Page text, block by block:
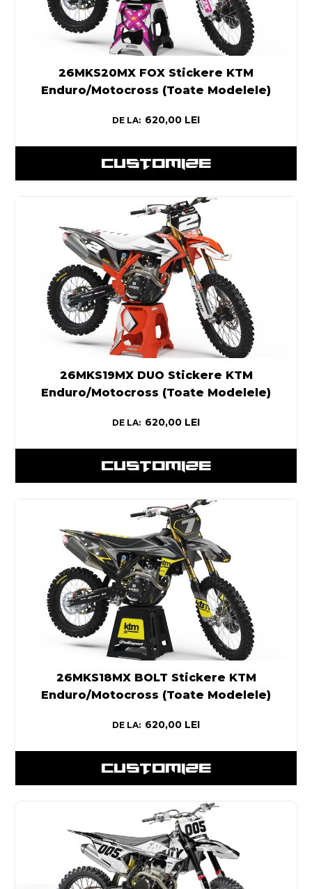
26MKS20MX FOX Stickere KTM
Enduro/Motocross (Toate Modelele)
DE LA: 620,00 LEI
CUSTOMIZE
26MKS19MX DUO Stickere KTM
Enduro/Motocross (Toate Modelele)
DE LA: 620,00 LEI
CUSTOMIZE
26MKS18MX BOLT Stickere KTM
Enduro/Motocross (Toate Modelele)
DE LA: 620,00 LEI
CUSTOMIZE